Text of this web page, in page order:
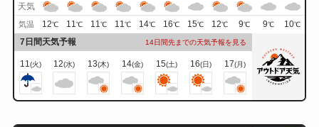
天気
気温 12℃ 11℃ 11℃ 11℃ 14℃ 16℃ 15℃ 12℃ 9℃ 9℃ 10℃
7日間天気予報 14日間先までの天気予報を見る
11(火) 12(水) 13(木) 14(金) 15(土) 16(日) 17(月)